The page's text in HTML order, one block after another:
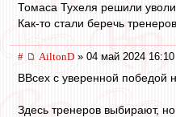
Томаса Тухеля решили
Как-то стали беречь
# AiltonD » 04 май 2024 16:10
ВВсех с уверенной победой
Здесь тренеров выбирают,